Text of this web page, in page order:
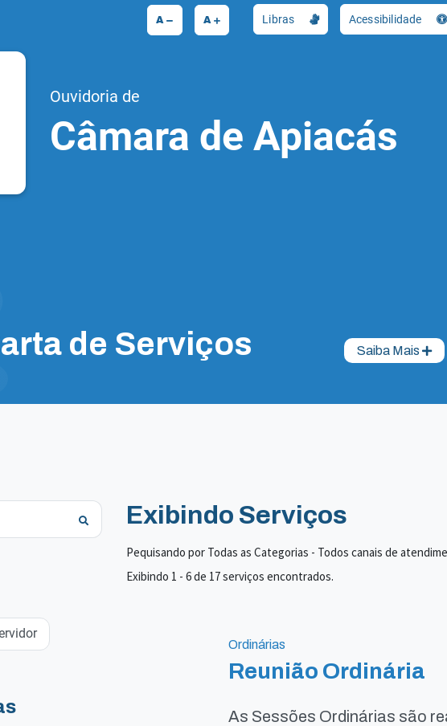
A A Libras Acessibilidade
Ouvidoria de
Câmara de Apiacás
de Serviços Saiba Mais
Exibindo Serviços
Pequisando por Todas as Categorias - Todos canais de
Exibindo 1 - 6 de 17 serviços encontrados.
Ordinárias
Reunião Ordinária
As Sessões Ordinárias são